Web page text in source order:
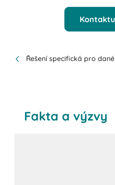
Řešení specifická pro
Fakta a výzvy